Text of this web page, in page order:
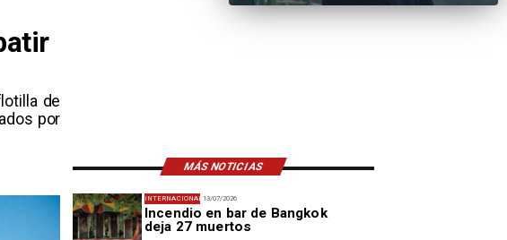
de
por
MÁS NOTICIAS
13/07/2026
Incendio en bar de Bangkok
deja 27 muertos
INTERNACIONAL